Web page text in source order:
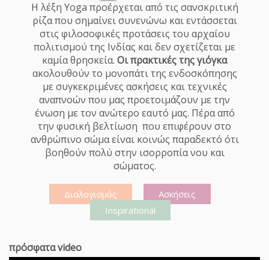
Η λέξη Yoga προέρχεται από τις σανσκριτική
ρίζα που σημαίνει συνενώνω και εντάσσεται
στις φιλοσοφικές προτάσεις του αρχαίου
πολιτισμού της Ινδίας και δεν σχετίζεται με
καμία θρησκεία. Οι πρακτικές της γιόγκα
ακολουθούν το μονοπάτι της ενδοσκόπησης
με συγκεκριμένες ασκήσεις και τεχνικές
αναπνοών που μας προετοιμάζουν με την
ένωση με τον ανώτερο εαυτό μας. Πέρα από
την φυσική βελτίωση που επιφέρουν στο
ανθρώπινο σώμα είναι κοινώς παραδεκτό ότι
βοηθούν πολύ στην ισορροπία νου και
σώματος.
Διαλογισμός
Ασκήσεις
Inspirational
πρόσφατα video